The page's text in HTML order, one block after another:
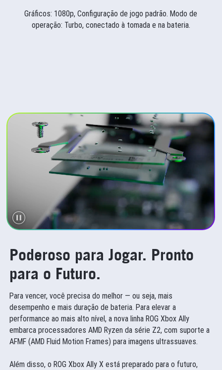
Gráficos: 1080p, Configuração de jogo padrão. Modo de
operação: Turbo, conectado à tomada e na bateria.
Poderoso para Jogar. Pronto
para o Futuro.
Para vencer, você precisa do melhor — ou seja, mais
desempenho e mais duração de bateria. Para elevar a
performance ao mais alto nível, a nova linha ROG Xbox Ally
embarca processadores AMD Ryzen da série Z2, com suporte a
AFMF (AMD Fluid Motion Frames) para imagens ultrassuaves.
Além disso, o ROG Xbox Ally X está preparado para o futuro,